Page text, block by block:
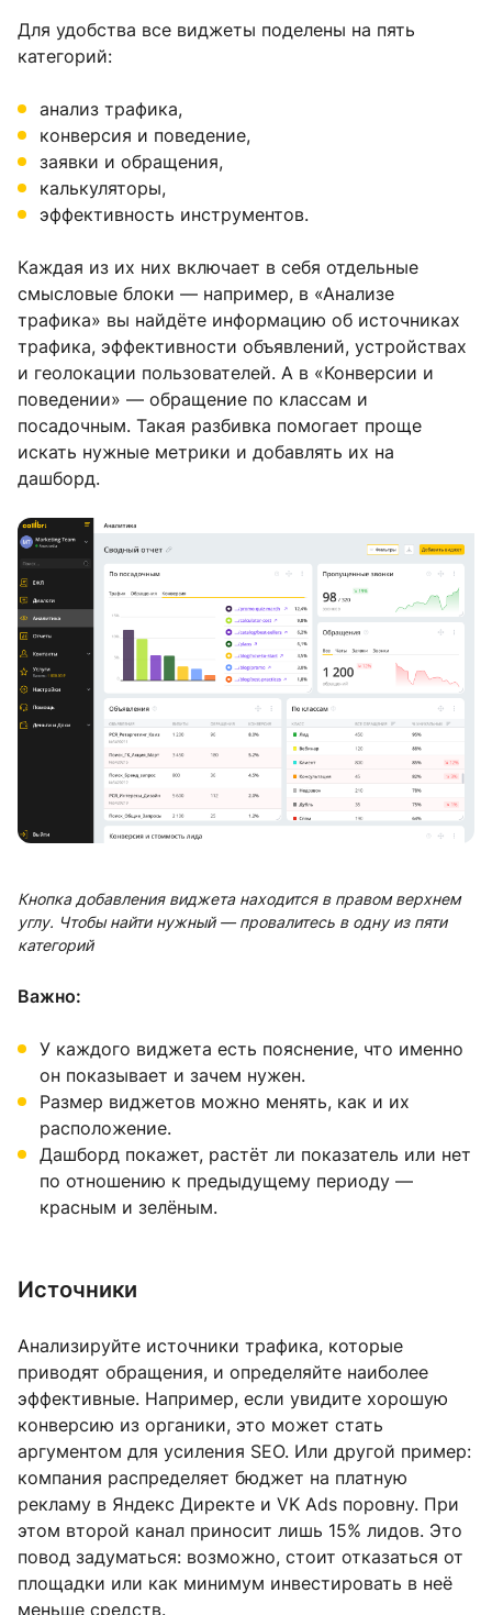
Для удобства все виджеты поделены на пять
категорий:
анализ трафика,
конверсия и поведение,
заявки и обращения,
калькуляторы,
эффективность инструментов.
Каждая из их них включает в себя отдельные
смысловые блоки — например, в «Анализе
трафика» вы найдёте информацию об источниках
трафика, эффективности объявлений, устройствах
и геолокации пользователей. А в «Конверсии и
поведении» — обращение по классам и
посадочным. Такая разбивка помогает проще
искать нужные метрики и добавлять их на
дашборд.
Кнопка добавления виджета находится в правом верхнем
углу. Чтобы найти нужный — провалитесь в одну из пяти
категорий
Важно:
У каждого виджета есть пояснение, что именно
он показывает и зачем нужен.
Размер виджетов можно менять, как и их
расположение.
Дашборд покажет, растёт ли показатель или нет
по отношению к предыдущему периоду —
красным и зелёным.
Источники
Анализируйте источники трафика, которые
приводят обращения, и определяйте наиболее
эффективные. Например, если увидите хорошую
конверсию из органики, это может стать
аргументом для усиления SEO. Или другой пример:
компания распределяет бюджет на платную
рекламу в Яндекс Директе и VK Ads поровну. При
этом второй канал приносит лишь 15% лидов. Это
повод задуматься: возможно, стоит отказаться от
площадки или как минимум инвестировать в неё
меньше средств.